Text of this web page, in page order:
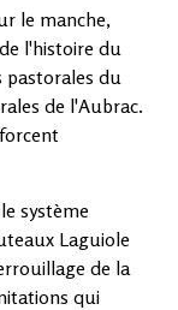
le manche,
l'histoire du
pastorales du
de l'Aubrac.
système
Laguiole
de la
qui